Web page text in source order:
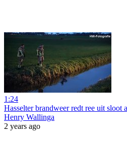
1:24
Hasselter brandweer redt ree uit sloot
Henry Wallinga
2 years ago